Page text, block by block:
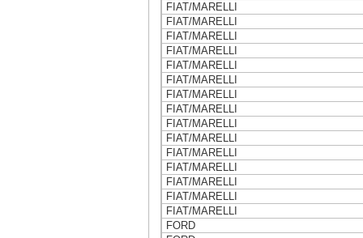
FIAT/MARELLI
FIAT/MARELLI
FIAT/MARELLI
FIAT/MARELLI
FIAT/MARELLI
FIAT/MARELLI
FIAT/MARELLI
FIAT/MARELLI
FIAT/MARELLI
FIAT/MARELLI
FIAT/MARELLI
FIAT/MARELLI
FIAT/MARELLI
FIAT/MARELLI
FIAT/MARELLI
FORD